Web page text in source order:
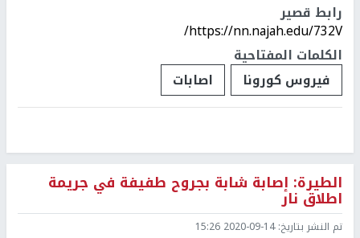
رابط قصير
https://nn.najah.edu/732V/
الكلمات المفتاحية
فيروس كورونا
اصابات
الطيرة: إصابة شابة بجروح طفيفة في جريمة
اطلاق نار
تم النشر بتاريخ:2020-09-14 15:26